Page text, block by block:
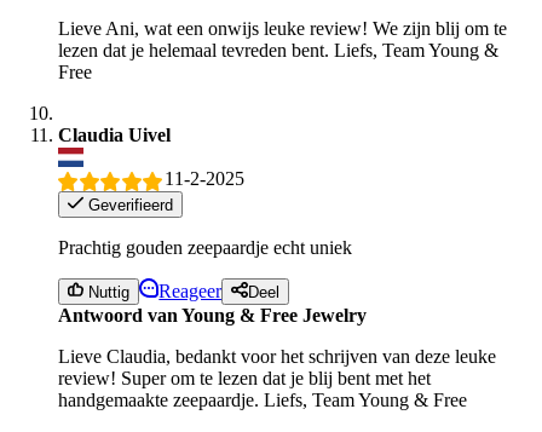
Lieve Ani, wat een onwijs leuke review! We zijn blij om te
lezen dat je helemaal tevreden bent. Liefs, Team Young &
Free
Claudia Uivel
11-2-2025
Geverifieerd
Prachtig gouden zeepaardje echt uniek
Nuttig Reageer Deel
Antwoord van Young & Free Jewelry
Lieve Claudia, bedankt voor het schrijven van deze leuke
review! Super om te lezen dat je blij bent met het
handgemaakte zeepaardje. Liefs, Team Young & Free